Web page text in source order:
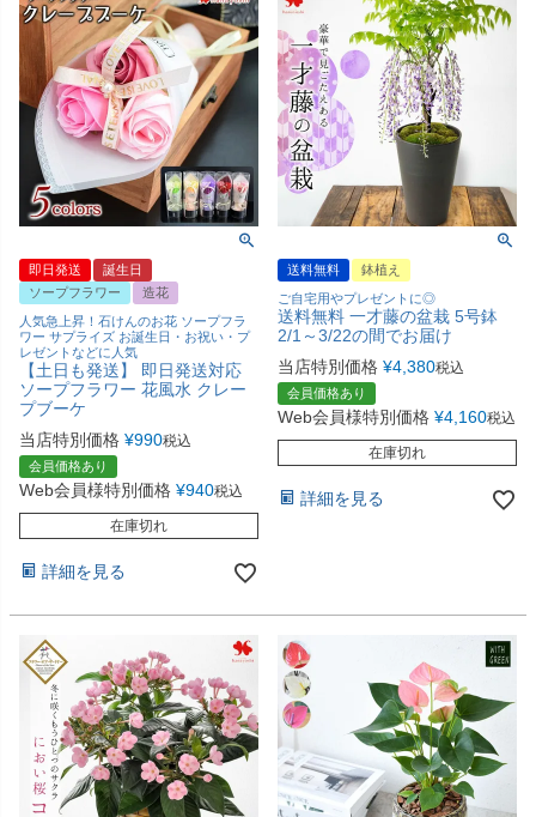
即日発送
誕生日
ソープフラワー
造花
人気急上昇！石けんのお花 ソープフラ
ワー サプライズ お誕生日・お祝い・プ
レゼントなどに人気
【土日も発送】 即日発送対応
ソープフラワー 花風水 クレー
プブーケ
当店特別価格 ¥990税込
会員価格あり
Web会員様特別価格 ¥940税込
在庫切れ
詳細を見る
送料無料
鉢植え
ご自宅用やプレゼントに◎
送料無料 一才藤の盆栽 5号鉢
2/1～3/22の間でお届け
当店特別価格 ¥4,380税込
会員価格あり
Web会員様特別価格 ¥4,160税込
在庫切れ
詳細を見る